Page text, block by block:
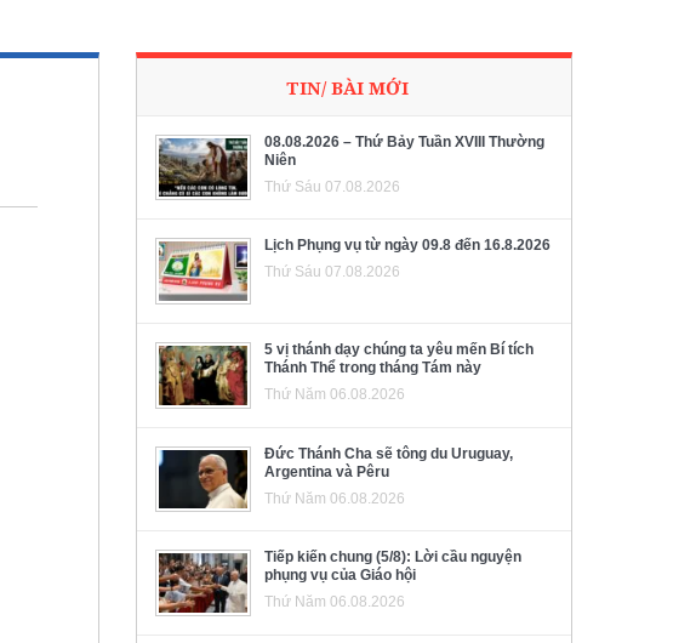
TIN/ BÀI MỚI
08.08.2026 – Thứ Bảy Tuần XVIII Thường
Niên
Thứ Sáu 07.08.2026
Lịch Phụng vụ từ ngày 09.8 đến 16.8.2026
Thứ Sáu 07.08.2026
5 vị thánh dạy chúng ta yêu mến Bí tích
Thánh Thể trong tháng Tám này
Thứ Năm 06.08.2026
Đức Thánh Cha sẽ tông du Uruguay,
Argentina và Pêru
Thứ Năm 06.08.2026
Tiếp kiến chung (5/8): Lời cầu nguyện
phụng vụ của Giáo hội
Thứ Năm 06.08.2026